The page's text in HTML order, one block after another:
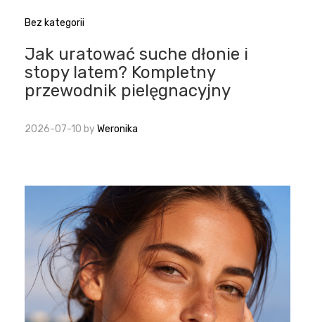
Bez kategorii
Jak uratować suche dłonie i
stopy latem? Kompletny
przewodnik pielęgnacyjny
2026-07-10 byWeronika